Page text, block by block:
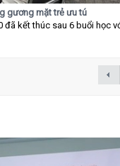
gương mặt trẻ ưu tú
đã kết thúc sau 6 buổi học